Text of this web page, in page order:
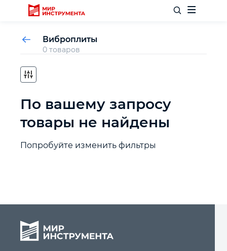
Отделочный инструмент
Слесарный инструмент
Силовое оборудование
Виброплиты
0 товаров
По вашему запросу
товары не найдены
Попробуйте изменить фильтры